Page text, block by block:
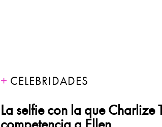
CELEBRIDADES
La selfie con la que Charlize